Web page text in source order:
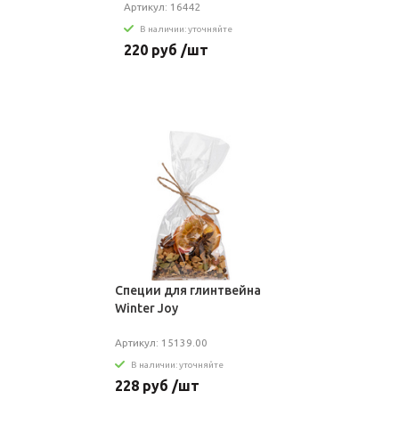
Артикул: 16442
В наличии: уточняйте
220 руб /шт
Специи для глинтвейна
Winter Joy
Артикул: 15139.00
В наличии: уточняйте
228 руб /шт